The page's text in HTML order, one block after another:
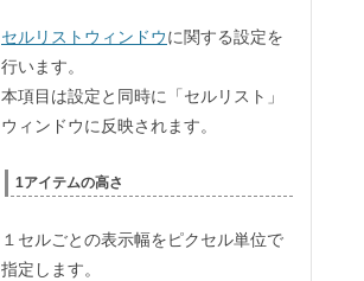
セルリストウィンドウに関する設定を
行います。
本項目は設定と同時に「セルリスト」
ウィンドウに反映されます。
1アイテムの高さ
１セルごとの表示幅をピクセル単位で
指定します。